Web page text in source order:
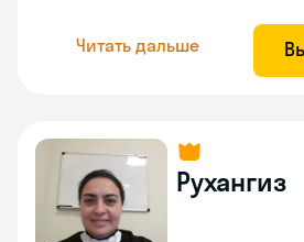
Читать дальше
Рухангиз